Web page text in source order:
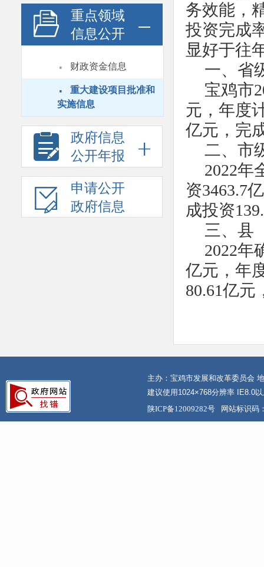
重点领域
信息公开
· 财政资金信息
·
重大建设项目批准和
实施信息
政府信息
公开年报
申请公开
政府信息
务效能，
投资完成
显好于往
一、省
宝鸡市
元，年度
亿元，完
二、市
2022年
资3463.7
成投资
三、县
2022年
亿元，年
80.61亿元
主办：宝鸡市发展和改革委员会
建议使用1024×768分辨率 IE8.0
陕ICP备12009282号
网站标识码